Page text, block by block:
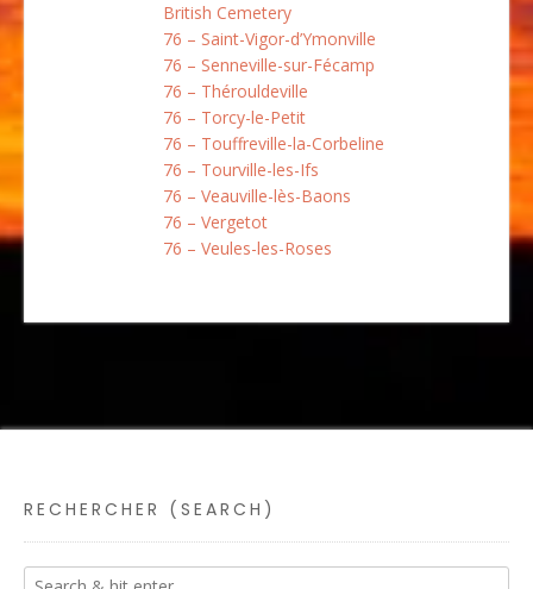
British Cemetery
76 – Saint-Vigor-d’Ymonville
76 – Senneville-sur-Fécamp
76 – Thérouldeville
76 – Torcy-le-Petit
76 – Touffreville-la-Corbeline
76 – Tourville-les-Ifs
76 – Veauville-lès-Baons
76 – Vergetot
76 – Veules-les-Roses
RECHERCHER (SEARCH)